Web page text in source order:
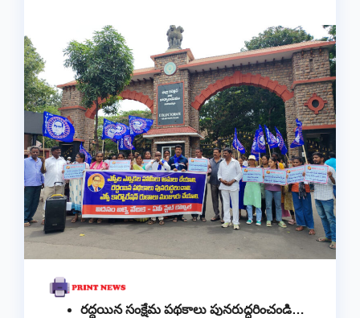
రద్దయిన సంక్షేమ పథకాలు పునరుద్ధరించండి…